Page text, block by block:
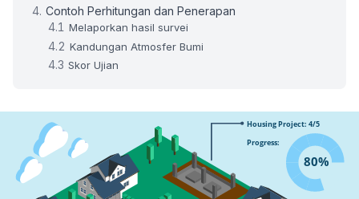
Contoh Perhitungan dan Penerapan
Melaporkan hasil survei
Kandungan Atmosfer Bumi
Skor Ujian